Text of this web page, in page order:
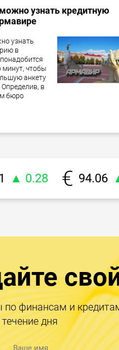
узнать кредитную
узнать
в
минут, чтобы
анкету
в
бюро
▲ 0.28 94.06
по финансам и
дня